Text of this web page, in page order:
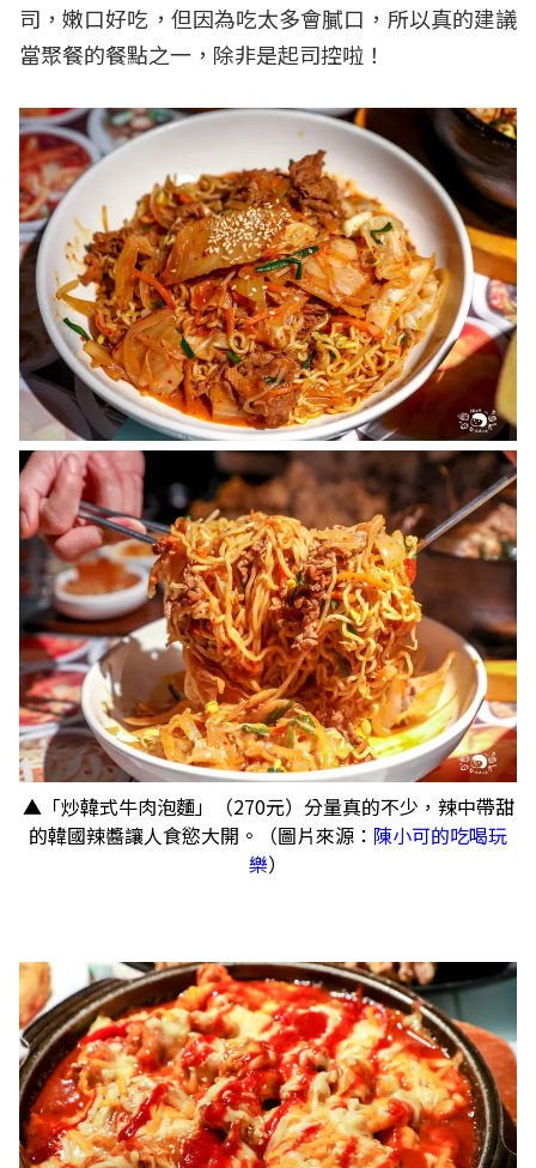
司，嫩口好吃，但因為吃太多會膩口，所以真的建議
當聚餐的餐點之一，除非是起司控啦！
​​​​​​​▲「炒韓式牛肉泡麵」（270元）分量真的不少，辣中帶甜
的韓國辣醬讓人食慾大開。（圖片來源： 陳小可的吃喝玩
樂）